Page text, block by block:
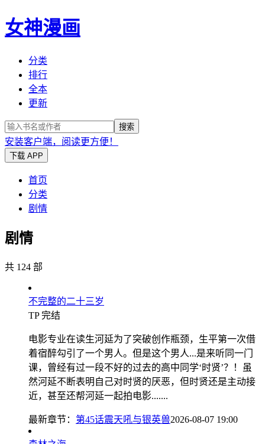
女神漫画
分类
排行
全本
更新
搜索
安装客户端，阅读更方便！
下载 APP
首页
分类
剧情
剧情
共 124 部
不完整的二十三岁
TP 完结
电影专业在读生河延为了突破创作瓶颈，生平第一次借
着宿醉勾引了一个男人。但是这个男人...是来听同一门
课，曾经有过一段不好的过去的高中同学‘时贤’？！虽
然河延不断表明自己对时贤的厌恶，但时贤还是主动接
近，甚至还帮河延一起拍电影.......
最新章节： 第45话震天吼与银英兽2026-08-07 19:00